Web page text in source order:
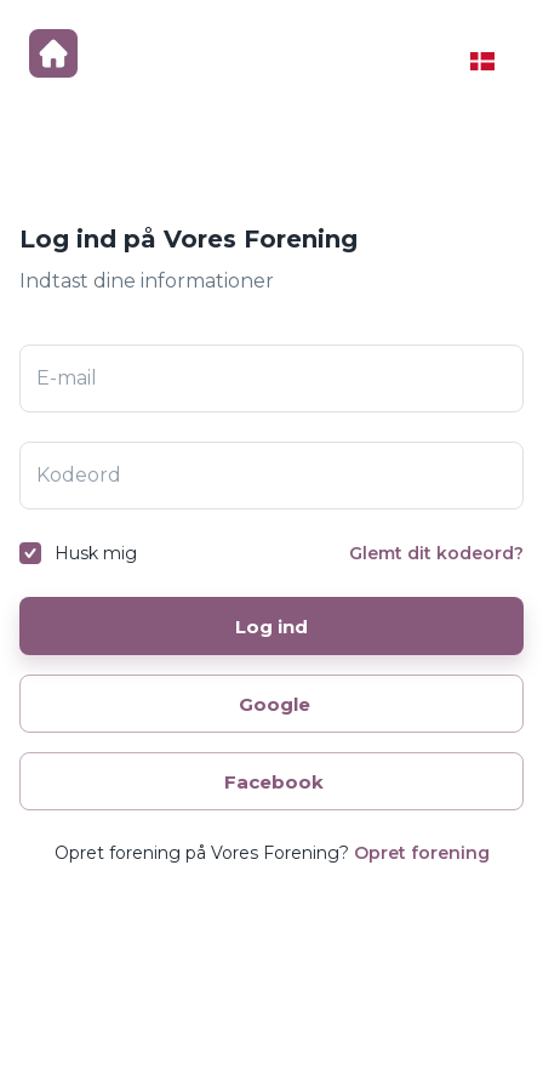
Log ind på Vores Forening
Indtast dine informationer
E-mail
Kodeord
Husk mig Glemt dit kodeord?
Log ind
Google
Facebook
Opret forening på Vores Forening? Opret forening